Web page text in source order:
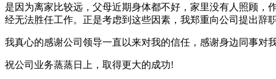
是因为离家比较远，父母近期身体都不好，家里没有人照顾
经无法胜任工作。正是考虑到这些因素，我郑重向公司提出辞
我真心的感谢公司领导一直以来对我的信任，感谢身边同事对
祝公司业务蒸蒸日上，取得更大的成功!